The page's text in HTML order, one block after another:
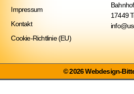
Impressum
Kontakt
Cookie-Richtlinie (EU)
17449
© 2026 Webdesign-